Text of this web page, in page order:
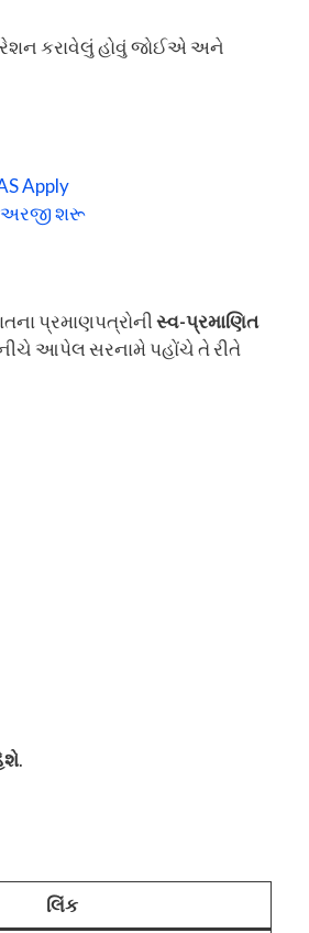
કરાવેલું હોવું જોઈએ અને
Apply
અરજી શરૂ
પ્રમાણપત્રોનીસ્વ-પ્રમાણિત
આપેલ સરનામે પહોંચે તે રીતે
.
લિંક